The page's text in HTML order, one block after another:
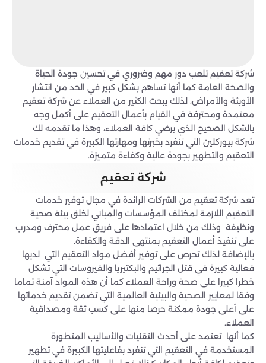
شركة تعقيم تلعب دور مهم وضروري في تحسين جودة الحياة
والصحة العامة كما أنها تساهم بشكل كبير في الحد من انتشار
الأوبئة والأمراض، لذلك يبحث الكثير من العملاء عن شركة تعقيم
معتمدة ومحترفة في القيام بأعمال التعقيم على أكمل وجه
بالشكل الصحيح الذي يرضي كافة العملاء، وهذا ما تقدمه لك
شركة بيوركلين التي تنفرد بخبرتها ومهارتها الكبيرة في تقديم خدمات
التعقيم والتطهير بجودة عالية وكفاءة متميزة.
شركة تعقيم
تعد شركة تعقيم من الشركات الرائدة في مجال توفير خدمات
التعقيم اللازمة لمختلف المؤسسات والمباني لخلق بيئة صحية
ونظيفة وذلك من خلال اعتمادها على فريق عمل محترف ومدرب
على تنفيذ أعمال التعقيم بمنتهى الدقة والكفاءة.
بالإضافة لذلك تحرص على توفير أفضل مواد التعقيم التي لديها
فعالية كبيرة في قتل الجراثيم والبكتيريا والفيروسات التي تشكل
خطرا كبيرا على صحة وراحة العملاء كما أن هذه المواد آمنة تماما
وفقا لمعايير الصحية والبيئية العالمية التي تضمن تقديم خدماتها
على أعلى جودة ممكنة حرصا منها على كسب ثقة ومصداقية
العملاء.
كما أنها تعتمد على أحدث التقنيات والأساليب المتطورة
المستخدمة في التعقيم التي تنفرد بفاعليتها الكبيرة في تطهير